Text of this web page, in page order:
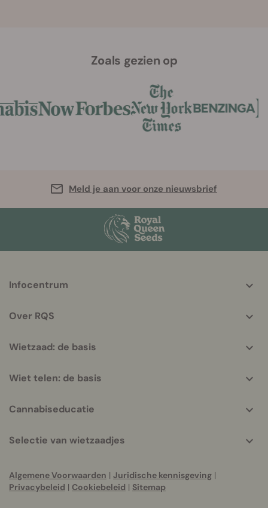
Zoals gezien op
Meld je aan voor onze nieuwsbrief
helpful
Infocentrum
Over RQS
Wietzaad: de basis
Wiet telen: de basis
Cannabiseducatie
Selectie van wietzaadjes
Algemene Voorwaarden | Juridische kennisgeving |
Privacybeleid | Cookiebeleid | Sitemap